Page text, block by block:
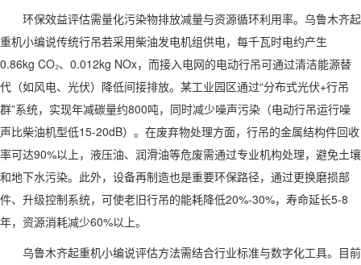
环保效益评估需量化污染物排放减量与资源循环利用率。乌鲁木齐起
重机小编说传统行吊若采用柴油发电机组供电，每千瓦时电约产生
0.86kg CO₂、0.012kg NOx，而接入电网的电动行吊可通过清洁能源替
代（如风电、光伏）降低间接排放。某工业园区通过“分布式光伏+行吊
群”系统，实现年减碳量约800吨，同时减少噪声污染（电动行吊运行噪
声比柴油机型低15-20dB）。在废弃物处理方面，行吊的金属结构件回收
率可达90%以上，液压油、润滑油等危废需通过专业机构处理，避免土壤
和地下水污染。此外，设备再制造也是重要环保路径，通过更换磨损部
件、升级控制系统，可使老旧行吊的能耗降低20%-30%，寿命延长5-8
年，资源消耗减少60%以上。
乌鲁木齐起重机小编说评估方法需结合行业标准与数字化工具。目前